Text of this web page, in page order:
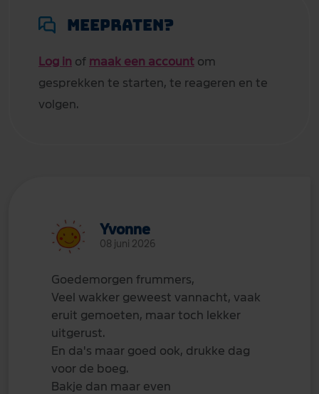
Meepraten?
Log in of maak een account om
gesprekken te starten, te reageren en te
volgen.
Yvonne
08 juni 2026
Goedemorgen frummers,
Veel wakker geweest vannacht, vaak
eruit gemoeten, maar toch lekker
uitgerust.
En da's maar goed ook, drukke dag
voor de boeg.
Bakje dan maar even